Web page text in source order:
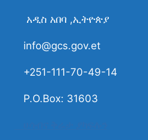
አዲስ አበባ ,ኢትዮጵያ
info@gcs.gov.et
+251-111-70-49-14
P.O.Box: 31603